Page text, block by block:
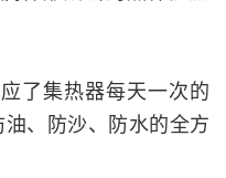
了集热器每天一次的
、防沙、防水的全方